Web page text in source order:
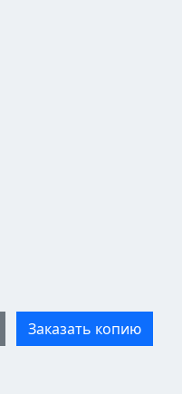
Заказать копию